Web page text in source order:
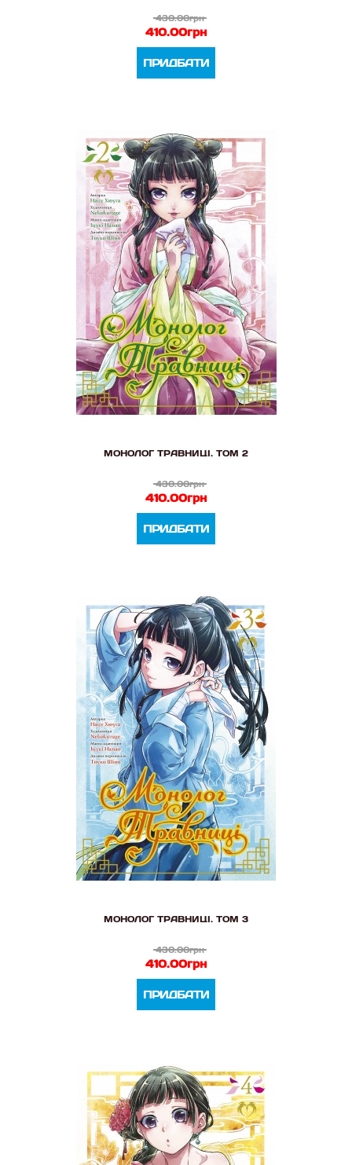
430.00грн
410.00грн
ПРИДБАТИ
МОНОЛОГ ТРАВНИЦІ. ТОМ 2
430.00грн
410.00грн
ПРИДБАТИ
МОНОЛОГ ТРАВНИЦІ. ТОМ 3
430.00грн
410.00грн
ПРИДБАТИ